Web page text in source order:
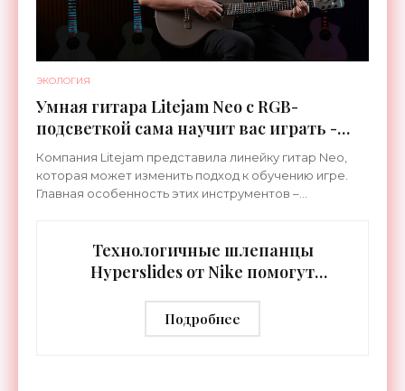
ЭКОЛОГИЯ
Умная гитара Litejam Neo с RGB-
подсветкой сама научит вас играть -
«Гаджеты»
Компания Litejam представила линейку гитар Neo,
которая может изменить подход к обучению игре.
Главная особенность этих инструментов –
Технологичные шлепанцы
Hyperslides от Nike помогут
тренировки - «Гаджеты»
Подробнее